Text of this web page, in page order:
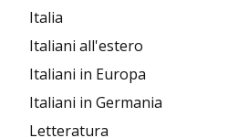
Italia
Italiani all'estero
Italiani in Europa
Italiani in Germania
Letteratura